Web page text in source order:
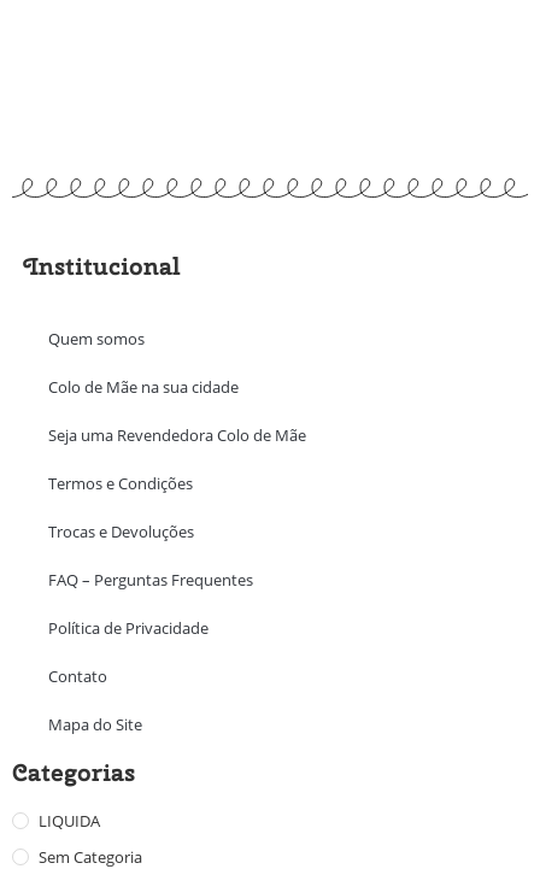
Institucional
Quem somos
Colo de Mãe na sua cidade
Seja uma Revendedora Colo de Mãe
Termos e Condições
Trocas e Devoluções
FAQ – Perguntas Frequentes
Política de Privacidade
Contato
Mapa do Site
Categorias
LIQUIDA
Sem Categoria